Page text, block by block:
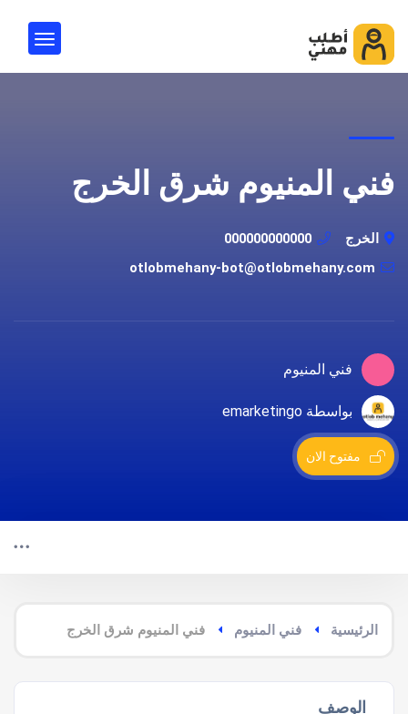
فني المنيوم شرق الخرج
الخرج
000000000000
otlobmehany-bot@otlobmehany.com
فني المنيوم
بواسطة emarketingo
مفتوح الان
الرئيسية فني المنيوم فني المنيوم شرق الخرج
الوصف